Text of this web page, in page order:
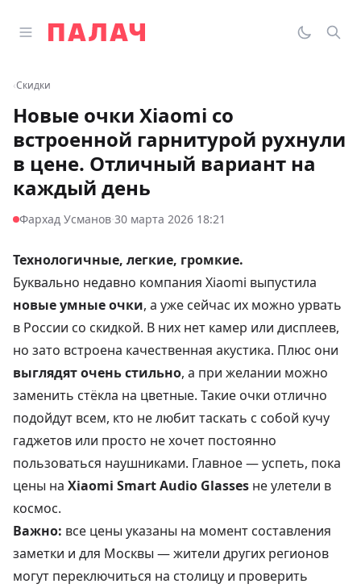
Открыть главное меню
Палач
‹Скидки
Новые очки Xiaomi со
встроенной гарнитурой рухнули
в цене. Отличный вариант на
каждый день
Фархад Усманов·30 марта 2026 18:21
Технологичные, легкие, громкие.
Буквально недавно компания Xiaomi выпустила
новые умные очки, а уже сейчас их можно урвать
в России со скидкой. В них нет камер или дисплеев,
но зато встроена качественная акустика. Плюс они
выглядят очень стильно, а при желании можно
заменить стёкла на цветные. Такие очки отлично
подойдут всем, кто не любит таскать с собой кучу
гаджетов или просто не хочет постоянно
пользоваться наушниками. Главное — успеть, пока
цены на Xiaomi Smart Audio Glasses не улетели в
космос.
Важно: все цены указаны на момент составления
заметки и для Москвы — жители других регионов
могут переключиться на столицу и проверить